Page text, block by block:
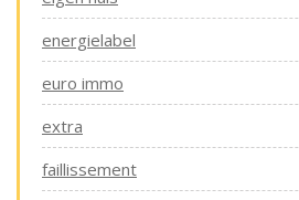
energielabel
euro immo
extra
faillissement